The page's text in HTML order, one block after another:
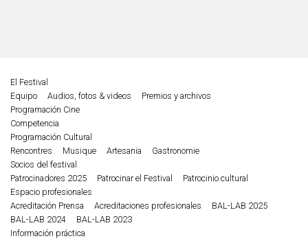
El Festival
Equipo
Audios, fotos & videos
Premios y archivos
Programación Cine
Competencia
Programación Cultural
Rencontres
Musique Artesania
Gastronomie
Socios del festival
Patrocinadores 2025
Patrocinar el Festival
Patrocinio cultural
Espacio profesionales
Acreditación Prensa
Acreditaciones profesionales
BAL-LAB 2025
BAL-LAB 2024
BAL-LAB 2023
Información práctica